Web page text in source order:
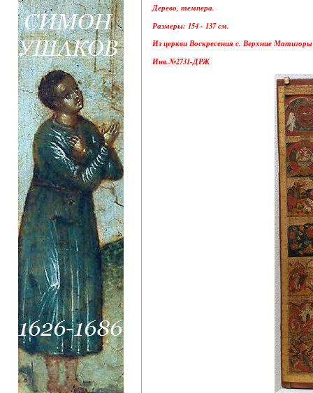
Дерево, темпера.
Размеры: 154 - 137 см.
Из церкви Воскресения с. Верхние
Инв.№2731-ДРЖ